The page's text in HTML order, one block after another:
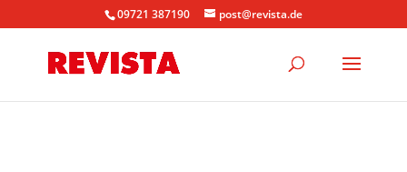
09721 387190 post@revista.de